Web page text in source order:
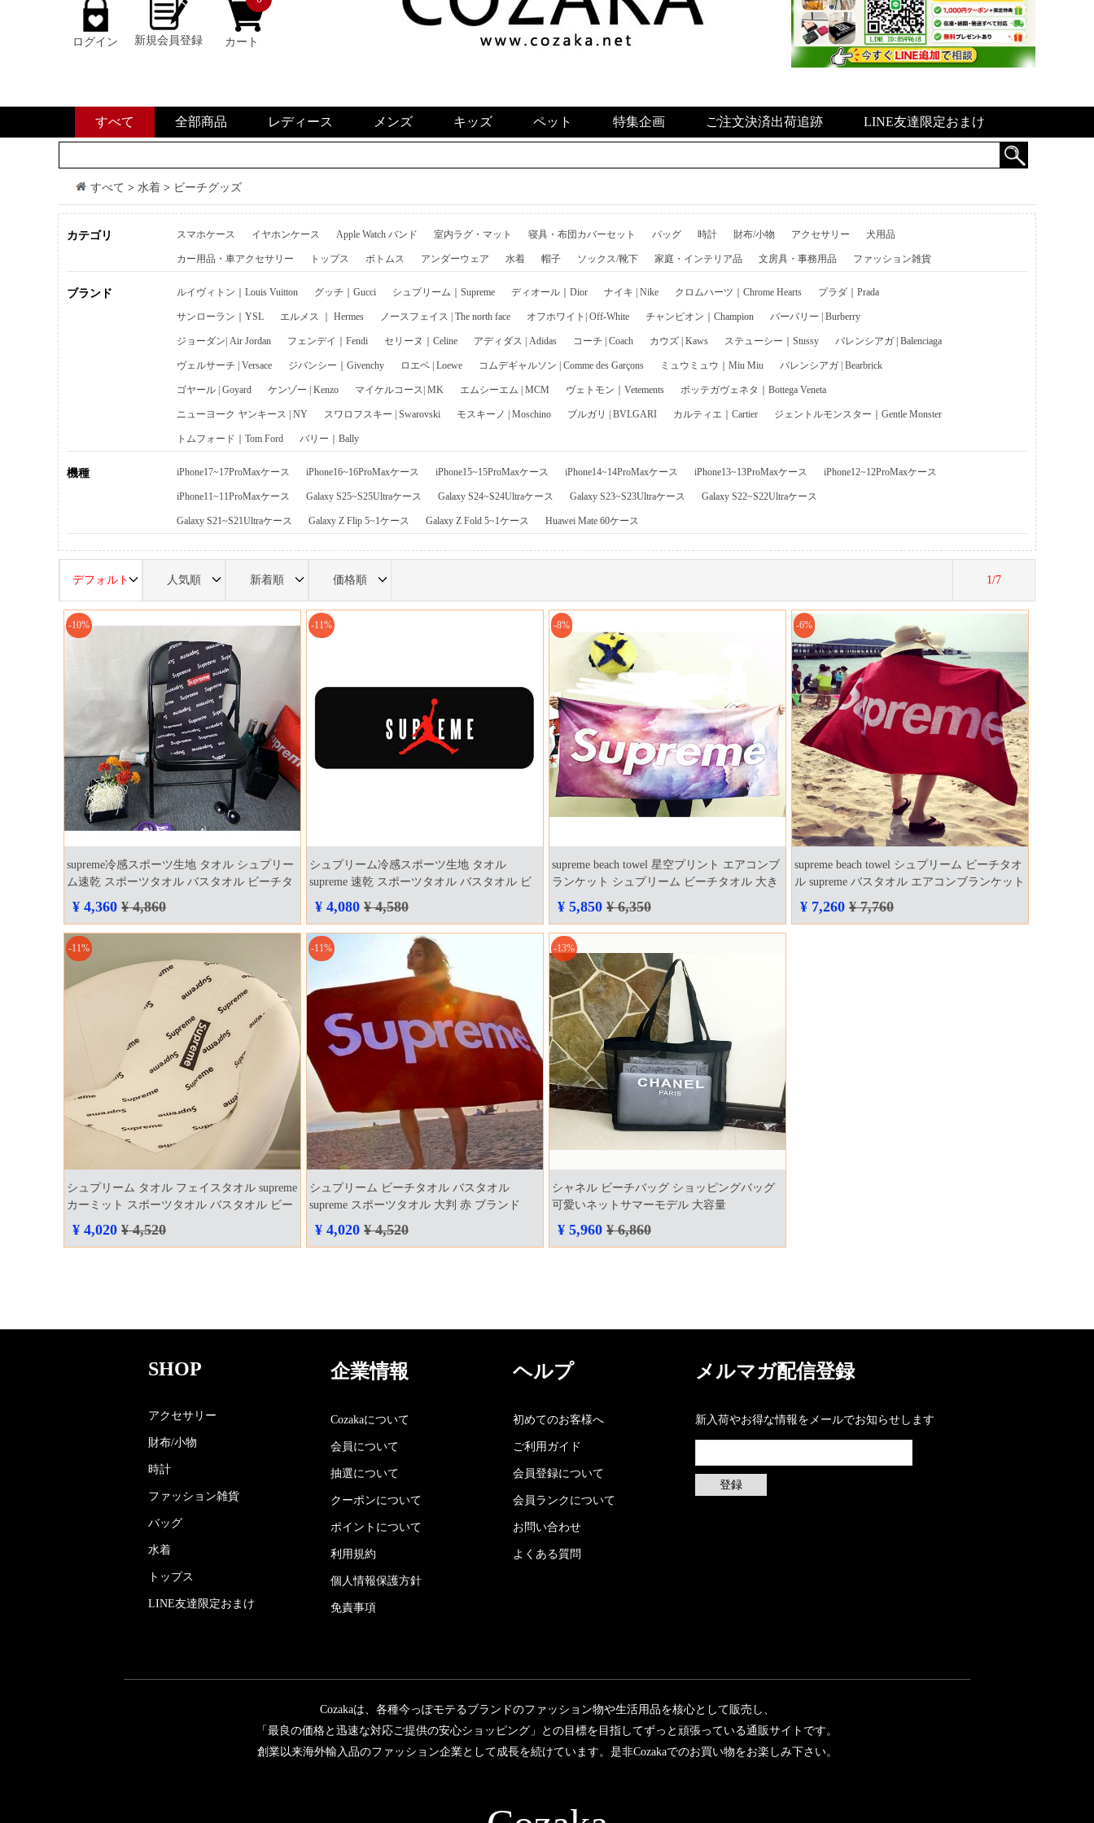
ログイン 新規会員登録 カート
すべて 全部商品 レディース メンズ キッズ ペット 特集企画 ご注文決済出荷追跡 LINE友達限定おまけ
すべて > 水着 > ビーチグッズ
カテゴリ スマホケース イヤホンケース Apple Watch バンド 室内ラグ・マット 寝具・布団カバーセット バッグ 時計 財布/小物 アクセサリー 犬用品
カー用品・車アクセサリー トップス ボトムス アンダーウェア 水着 帽子 ソックス/靴下 家庭・インテリア品 文房具・事務用品 ファッション雑貨
ブランド ルイヴィトン｜Louis Vuitton グッチ｜Gucci シュプリーム｜Supreme ディオール｜Dior ナイキ | Nike クロムハーツ｜Chrome Hearts プラダ｜Prada
サンローラン｜YSL エルメス ｜ Hermes ノースフェイス | The north face オフホワイト| Off-White チャンピオン｜Champion バーバリー | Burberry
ジョーダン| Air Jordan フェンデイ｜Fendi セリーヌ｜Celine アディダス | Adidas コーチ | Coach カウズ | Kaws ステューシー｜Stussy バレンシアガ | Balenciaga
ヴェルサーチ | Versace ジバンシー｜Givenchy ロエベ | Loewe コムデギャルソン | Comme des Garçons ミュウミュウ｜Miu Miu バレンシアガ | Bearbrick
ゴヤール | Goyard ケンゾー | Kenzo マイケルコース| MK エムシーエム | MCM ヴェトモン｜Vetements ボッテガヴェネタ｜Bottega Veneta
ニューヨーク ヤンキース | NY スワロフスキー | Swarovski モスキーノ | Moschino ブルガリ | BVLGARI カルティエ｜Cartier ジェントルモンスター｜Gentle Monster
トムフォード｜Tom Ford バリー｜Bally
機種 iPhone17~17ProMaxケース iPhone16~16ProMaxケース iPhone15~15ProMaxケース iPhone14~14ProMaxケース iPhone13~13ProMaxケース iPhone12~12ProMaxケース
iPhone11~11ProMaxケース Galaxy S25~S25Ultraケース Galaxy S24~S24Ultraケース Galaxy S23~S23Ultraケース Galaxy S22~S22Ultraケース
Galaxy S21~S21Ultraケース Galaxy Z Flip 5~1ケース Galaxy Z Fold 5~1ケース Huawei Mate 60ケース
デフォルト 人気順 新着順 価格順 1/7
-10%
supreme冷感スポーツ生地 タオル シュプリー
ム速乾 スポーツタオル バスタオル ビーチタ
オルクラシックなスタイル ファッション タ
オル towel 大人気 海外輸入 ブランド cozaka
通販
¥ 4,360 ¥ 4,860
-11%
シュプリーム冷感スポーツ生地 タオル
supreme 速乾 スポーツタオル バスタオル ビ
ーチタオル hiphop風 ファッション タオル
towel 大人気 海外輸入 ブランド cozaka通販
¥ 4,080 ¥ 4,580
-8%
supreme beach towel 星空プリント エアコンブ
ランケット シュプリーム ビーチタオル 大き
いサイズ 140cm*70cm インスタ 海外輸入 ブ
ランド sup バスタオル
¥ 5,850 ¥ 6,350
-6%
supreme beach towel シュプリーム ビーチタオ
ル supreme バスタオル エアコンブランケット
大判 赤 黒 コットン100％ 超吸水 cozakaファ
ッション 送料無料
¥ 7,260 ¥ 7,760
-11%
シュプリーム タオル フェイスタオル supreme
カーミット スポーツタオル バスタオル ビー
チタオル 大判 多用途 超吸水 ホテル用 家庭
用 運動用
¥ 4,020 ¥ 4,520
-11%
シュプリーム ビーチタオル バスタオル
supreme スポーツタオル 大判 赤 ブランド
towel 家庭用 ジム 多用途 コットン100％ 超吸
水 cozakaファッション
¥ 4,020 ¥ 4,520
-13%
シャネル ビーチバッグ ショッピングバッグ
可愛いネットサマーモデル 大容量
¥ 5,960 ¥ 6,860
SHOP
アクセサリー
財布/小物
時計
ファッション雑貨
バッグ
水着
トップス
LINE友達限定おまけ
企業情報
Cozakaについて
会員について
抽選について
クーポンについて
ポイントについて
利用規約
個人情報保護方針
免責事項
ヘルプ
初めてのお客様へ
ご利用ガイド
会員登録について
会員ランクについて
お問い合わせ
よくある質問
メルマガ配信登録
新入荷やお得な情報をメールでお知らせします
登録
Cozakaは、各種今っぽモテるブランドのファッション物や生活用品を核心として販売し、
「最良の価格と迅速な対応ご提供の安心ショッピング」との目標を目指してずっと頑張っている通販サイトです。
創業以来海外輸入品のファッション企業として成長を続けています。是非Cozakaでのお買い物をお楽しみ下さい。